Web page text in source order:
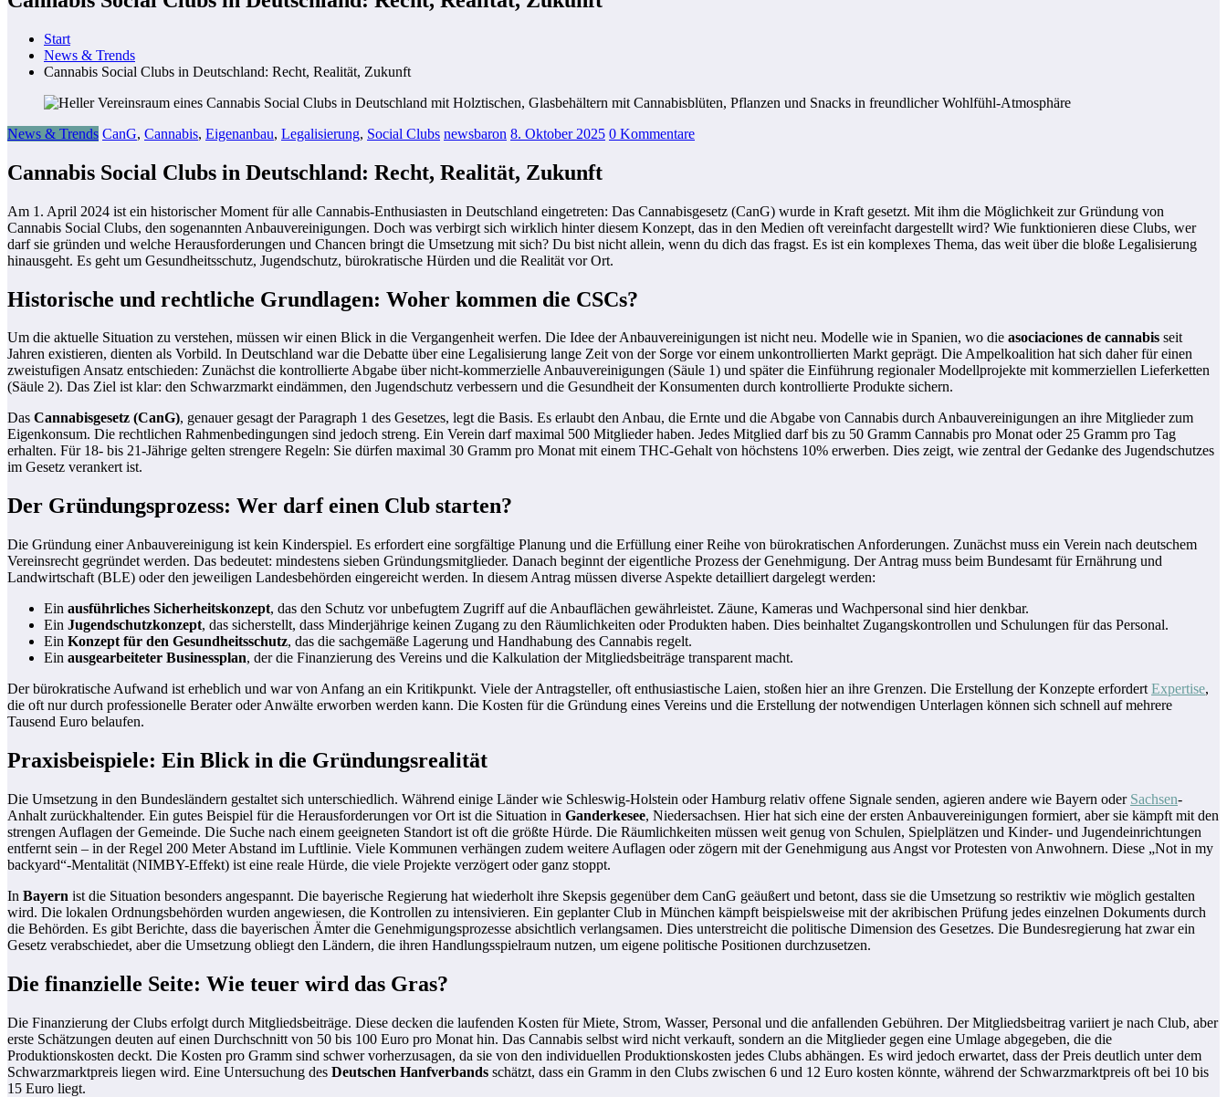
Start
News & Trends
Cannabis Social Clubs in Deutschland: Recht, Realität, Zukunft
News & Trends CanG, Cannabis, Eigenanbau, Legalisierung, Social Clubs newsbaron 8. Oktober 2025 0 Kommentare
Cannabis Social Clubs in Deutschland: Recht, Realität, Zukunft
Am 1. April 2024 ist ein historischer Moment für alle Cannabis-Enthusiasten in Deutschland eingetreten: Das Cannabisgesetz (CanG) wurde in Kraft gesetzt. Mit ihm die Möglichkeit zur Gründung von
Cannabis Social Clubs, den sogenannten Anbauvereinigungen. Doch was verbirgt sich wirklich hinter diesem Konzept, das in den Medien oft vereinfacht dargestellt wird? Wie funktionieren diese Clubs, wer
darf sie gründen und welche Herausforderungen und Chancen bringt die Umsetzung mit sich? Du bist nicht allein, wenn du dich das fragst. Es ist ein komplexes Thema, das weit über die bloße Legalisierung
hinausgeht. Es geht um Gesundheitsschutz, Jugendschutz, bürokratische Hürden und die Realität vor Ort.
Historische und rechtliche Grundlagen: Woher kommen die CSCs?
Um die aktuelle Situation zu verstehen, müssen wir einen Blick in die Vergangenheit werfen. Die Idee der Anbauvereinigungen ist nicht neu. Modelle wie in Spanien, wo die asociaciones de cannabis seit
Jahren existieren, dienten als Vorbild. In Deutschland war die Debatte über eine Legalisierung lange Zeit von der Sorge vor einem unkontrollierten Markt geprägt. Die Ampelkoalition hat sich daher für einen
zweistufigen Ansatz entschieden: Zunächst die kontrollierte Abgabe über nicht-kommerzielle Anbauvereinigungen (Säule 1) und später die Einführung regionaler Modellprojekte mit kommerziellen Lieferketten
(Säule 2). Das Ziel ist klar: den Schwarzmarkt eindämmen, den Jugendschutz verbessern und die Gesundheit der Konsumenten durch kontrollierte Produkte sichern.
Das Cannabisgesetz (CanG), genauer gesagt der Paragraph 1 des Gesetzes, legt die Basis. Es erlaubt den Anbau, die Ernte und die Abgabe von Cannabis durch Anbauvereinigungen an ihre Mitglieder zum
Eigenkonsum. Die rechtlichen Rahmenbedingungen sind jedoch streng. Ein Verein darf maximal 500 Mitglieder haben. Jedes Mitglied darf bis zu 50 Gramm Cannabis pro Monat oder 25 Gramm pro Tag
erhalten. Für 18- bis 21-Jährige gelten strengere Regeln: Sie dürfen maximal 30 Gramm pro Monat mit einem THC-Gehalt von höchstens 10% erwerben. Dies zeigt, wie zentral der Gedanke des Jugendschutzes
im Gesetz verankert ist.
Der Gründungsprozess: Wer darf einen Club starten?
Die Gründung einer Anbauvereinigung ist kein Kinderspiel. Es erfordert eine sorgfältige Planung und die Erfüllung einer Reihe von bürokratischen Anforderungen. Zunächst muss ein Verein nach deutschem
Vereinsrecht gegründet werden. Das bedeutet: mindestens sieben Gründungsmitglieder. Danach beginnt der eigentliche Prozess der Genehmigung. Der Antrag muss beim Bundesamt für Ernährung und
Landwirtschaft (BLE) oder den jeweiligen Landesbehörden eingereicht werden. In diesem Antrag müssen diverse Aspekte detailliert dargelegt werden:
Ein ausführliches Sicherheitskonzept, das den Schutz vor unbefugtem Zugriff auf die Anbauflächen gewährleistet. Zäune, Kameras und Wachpersonal sind hier denkbar.
Ein Jugendschutzkonzept, das sicherstellt, dass Minderjährige keinen Zugang zu den Räumlichkeiten oder Produkten haben. Dies beinhaltet Zugangskontrollen und Schulungen für das Personal.
Ein Konzept für den Gesundheitsschutz, das die sachgemäße Lagerung und Handhabung des Cannabis regelt.
Ein ausgearbeiteter Businessplan, der die Finanzierung des Vereins und die Kalkulation der Mitgliedsbeiträge transparent macht.
Der bürokratische Aufwand ist erheblich und war von Anfang an ein Kritikpunkt. Viele der Antragsteller, oft enthusiastische Laien, stoßen hier an ihre Grenzen. Die Erstellung der Konzepte erfordert Expertise,
die oft nur durch professionelle Berater oder Anwälte erworben werden kann. Die Kosten für die Gründung eines Vereins und die Erstellung der notwendigen Unterlagen können sich schnell auf mehrere
Tausend Euro belaufen.
Praxisbeispiele: Ein Blick in die Gründungsrealität
Die Umsetzung in den Bundesländern gestaltet sich unterschiedlich. Während einige Länder wie Schleswig-Holstein oder Hamburg relativ offene Signale senden, agieren andere wie Bayern oder Sachsen-
Anhalt zurückhaltender. Ein gutes Beispiel für die Herausforderungen vor Ort ist die Situation in Ganderkesee, Niedersachsen. Hier hat sich eine der ersten Anbauvereinigungen formiert, aber sie kämpft mit den
strengen Auflagen der Gemeinde. Die Suche nach einem geeigneten Standort ist oft die größte Hürde. Die Räumlichkeiten müssen weit genug von Schulen, Spielplätzen und Kinder- und Jugendeinrichtungen
entfernt sein – in der Regel 200 Meter Abstand im Luftlinie. Viele Kommunen verhängen zudem weitere Auflagen oder zögern mit der Genehmigung aus Angst vor Protesten von Anwohnern. Diese „Not in my
backyard“-Mentalität (NIMBY-Effekt) ist eine reale Hürde, die viele Projekte verzögert oder ganz stoppt.
In Bayern ist die Situation besonders angespannt. Die bayerische Regierung hat wiederholt ihre Skepsis gegenüber dem CanG geäußert und betont, dass sie die Umsetzung so restriktiv wie möglich gestalten
wird. Die lokalen Ordnungsbehörden wurden angewiesen, die Kontrollen zu intensivieren. Ein geplanter Club in München kämpft beispielsweise mit der akribischen Prüfung jedes einzelnen Dokuments durch
die Behörden. Es gibt Berichte, dass die bayerischen Ämter die Genehmigungsprozesse absichtlich verlangsamen. Dies unterstreicht die politische Dimension des Gesetzes. Die Bundesregierung hat zwar ein
Gesetz verabschiedet, aber die Umsetzung obliegt den Ländern, die ihren Handlungsspielraum nutzen, um eigene politische Positionen durchzusetzen.
Die finanzielle Seite: Wie teuer wird das Gras?
Die Finanzierung der Clubs erfolgt durch Mitgliedsbeiträge. Diese decken die laufenden Kosten für Miete, Strom, Wasser, Personal und die anfallenden Gebühren. Der Mitgliedsbeitrag variiert je nach Club, aber
erste Schätzungen deuten auf einen Durchschnitt von 50 bis 100 Euro pro Monat hin. Das Cannabis selbst wird nicht verkauft, sondern an die Mitglieder gegen eine Umlage abgegeben, die die
Produktionskosten deckt. Die Kosten pro Gramm sind schwer vorherzusagen, da sie von den individuellen Produktionskosten jedes Clubs abhängen. Es wird jedoch erwartet, dass der Preis deutlich unter dem
Schwarzmarktpreis liegen wird. Eine Untersuchung des Deutschen Hanfverbands schätzt, dass ein Gramm in den Clubs zwischen 6 und 12 Euro kosten könnte, während der Schwarzmarktpreis oft bei 10 bis
15 Euro liegt.